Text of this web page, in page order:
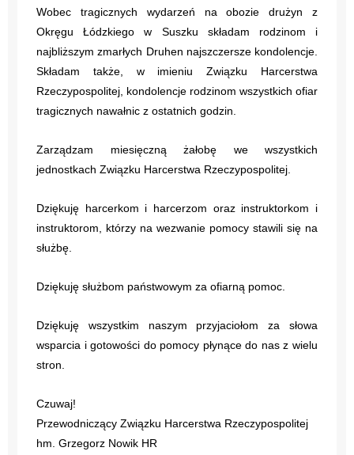
Wobec tragicznych wydarzeń na obozie drużyn z
Okręgu Łódzkiego w Suszku składam rodzinom i
najbliższym zmarłych Druhen najszczersze kondolencje.
Składam także, w imieniu Związku Harcerstwa
Rzeczypospolitej, kondolencje rodzinom wszystkich ofiar
tragicznych nawałnic z ostatnich godzin.
Zarządzam miesięczną żałobę we wszystkich
jednostkach Związku Harcerstwa Rzeczypospolitej.
Dziękuję harcerkom i harcerzom oraz instruktorkom i
instruktorom, którzy na wezwanie pomocy stawili się na
służbę.
Dziękuję służbom państwowym za ofiarną pomoc.
Dziękuję wszystkim naszym przyjaciołom za słowa
wsparcia i gotowości do pomocy płynące do nas z wielu
stron.
Czuwaj!
Przewodniczący Związku Harcerstwa Rzeczypospolitej
hm. Grzegorz Nowik HR